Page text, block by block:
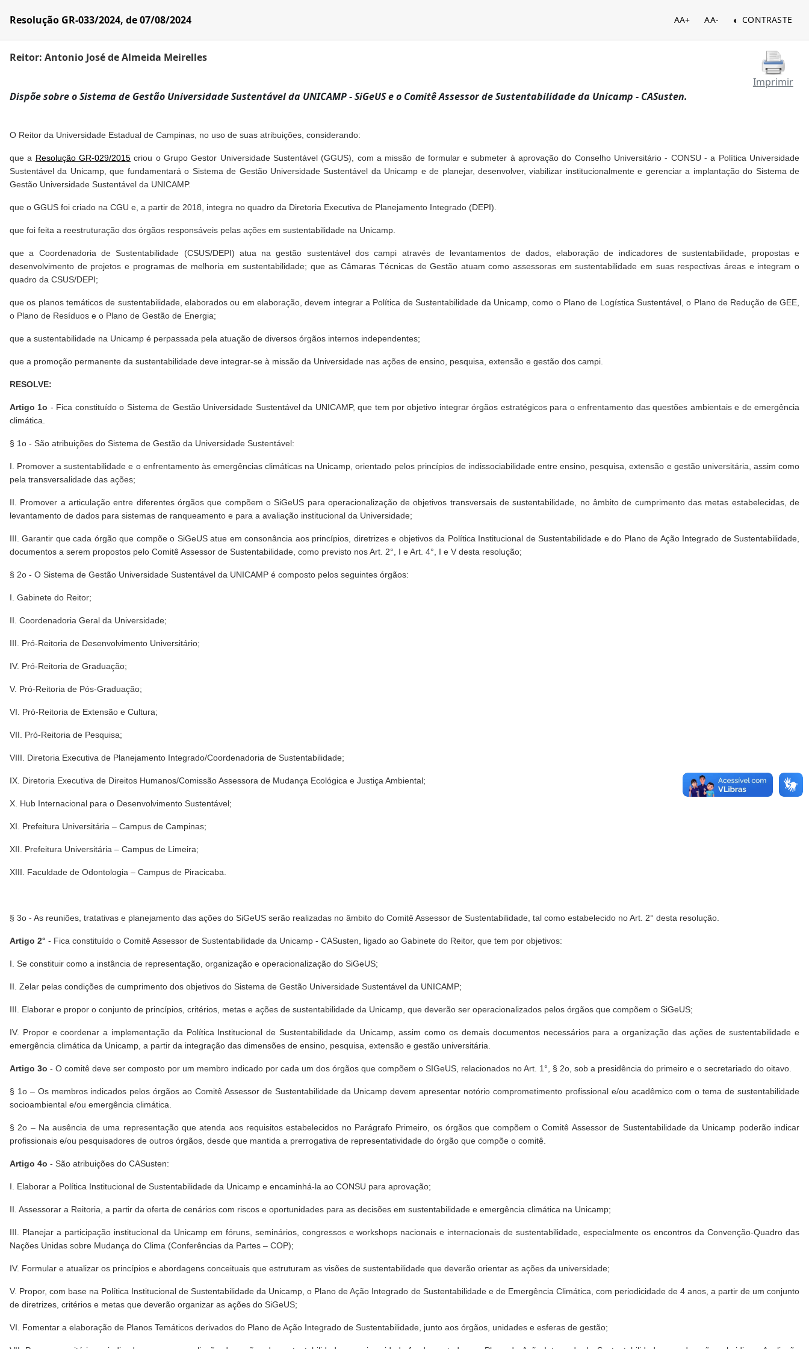
Resolução GR-033/2024, de 07/08/2024 AA+ AA- CONTRASTE
Reitor: Antonio José de Almeida Meirelles
Imprimir
Dispõe sobre o Sistema de Gestão Universidade Sustentável da UNICAMP - SiGeUS e o Comitê Assessor de Sustentabilidade da Unicamp - CASusten.
O Reitor da Universidade Estadual de Campinas, no uso de suas atribuições, considerando:
que a Resolução GR-029/2015criou o Grupo Gestor Universidade Sustentável (GGUS), com a missão de formular e submeter à aprovação do Conselho Universitário - CONSU - a Política Universidade
Sustentável da Unicamp, que fundamentará o Sistema de Gestão Universidade Sustentável da Unicamp e de planejar, desenvolver, viabilizar institucionalmente e gerenciar a implantação do Sistema de
Gestão Universidade Sustentável da UNICAMP.
que o GGUS foi criado na CGU e, a partir de 2018, integra no quadro da Diretoria Executiva de Planejamento Integrado (DEPI).
que foi feita a reestruturação dos órgãos responsáveis pelas ações em sustentabilidade na Unicamp.
que a Coordenadoria de Sustentabilidade (CSUS/DEPI) atua na gestão sustentável dos campi através de levantamentos de dados, elaboração de indicadores de sustentabilidade, propostas e
desenvolvimento de projetos e programas de melhoria em sustentabilidade; que as Câmaras Técnicas de Gestão atuam como assessoras em sustentabilidade em suas respectivas áreas e integram o
quadro da CSUS/DEPI;
que os planos temáticos de sustentabilidade, elaborados ou em elaboração, devem integrar a Política de Sustentabilidade da Unicamp, como o Plano de Logística Sustentável, o Plano de Redução de GEE,
o Plano de Resíduos e o Plano de Gestão de Energia;
que a sustentabilidade na Unicamp é perpassada pela atuação de diversos órgãos internos independentes;
que a promoção permanente da sustentabilidade deve integrar-se à missão da Universidade nas ações de ensino, pesquisa, extensão e gestão dos campi.
RESOLVE:
Artigo 1o - Fica constituído o Sistema de Gestão Universidade Sustentável da UNICAMP, que tem por objetivo integrar órgãos estratégicos para o enfrentamento das questões ambientais e de emergência
climática.
§ 1o - São atribuições do Sistema de Gestão da Universidade Sustentável:
I. Promover a sustentabilidade e o enfrentamento às emergências climáticas na Unicamp, orientado pelos princípios de indissociabilidade entre ensino, pesquisa, extensão e gestão universitária, assim como
pela transversalidade das ações;
II. Promover a articulação entre diferentes órgãos que compõem o SiGeUS para operacionalização de objetivos transversais de sustentabilidade, no âmbito de cumprimento das metas estabelecidas, de
levantamento de dados para sistemas de ranqueamento e para a avaliação institucional da Universidade;
III. Garantir que cada órgão que compõe o SiGeUS atue em consonância aos princípios, diretrizes e objetivos da Política Institucional de Sustentabilidade e do Plano de Ação Integrado de Sustentabilidade,
documentos a serem propostos pelo Comitê Assessor de Sustentabilidade, como previsto nos Art. 2°, I e Art. 4°, I e V desta resolução;
§ 2o - O Sistema de Gestão Universidade Sustentável da UNICAMP é composto pelos seguintes órgãos:
I. Gabinete do Reitor;
II. Coordenadoria Geral da Universidade;
III. Pró-Reitoria de Desenvolvimento Universitário;
IV. Pró-Reitoria de Graduação;
V. Pró-Reitoria de Pós-Graduação;
VI. Pró-Reitoria de Extensão e Cultura;
VII. Pró-Reitoria de Pesquisa;
VIII. Diretoria Executiva de Planejamento Integrado/Coordenadoria de Sustentabilidade;
IX. Diretoria Executiva de Direitos Humanos/Comissão Assessora de Mudança Ecológica e Justiça Ambiental;
X. Hub Internacional para o Desenvolvimento Sustentável;
XI. Prefeitura Universitária – Campus de Campinas;
XII. Prefeitura Universitária – Campus de Limeira;
XIII. Faculdade de Odontologia – Campus de Piracicaba.
§ 3o - As reuniões, tratativas e planejamento das ações do SiGeUS serão realizadas no âmbito do Comitê Assessor de Sustentabilidade, tal como estabelecido no Art. 2° desta resolução.
Artigo 2° - Fica constituído o Comitê Assessor de Sustentabilidade da Unicamp - CASusten, ligado ao Gabinete do Reitor, que tem por objetivos:
I. Se constituir como a instância de representação, organização e operacionalização do SiGeUS;
II. Zelar pelas condições de cumprimento dos objetivos do Sistema de Gestão Universidade Sustentável da UNICAMP;
III. Elaborar e propor o conjunto de princípios, critérios, metas e ações de sustentabilidade da Unicamp, que deverão ser operacionalizados pelos órgãos que compõem o SiGeUS;
IV. Propor e coordenar a implementação da Política Institucional de Sustentabilidade da Unicamp, assim como os demais documentos necessários para a organização das ações de sustentabilidade e
emergência climática da Unicamp, a partir da integração das dimensões de ensino, pesquisa, extensão e gestão universitária.
Artigo 3o - O comitê deve ser composto por um membro indicado por cada um dos órgãos que compõem o SIGeUS, relacionados no Art. 1°, § 2o, sob a presidência do primeiro e o secretariado do oitavo.
§ 1o – Os membros indicados pelos órgãos ao Comitê Assessor de Sustentabilidade da Unicamp devem apresentar notório comprometimento profissional e/ou acadêmico com o tema de sustentabilidade
socioambiental e/ou emergência climática.
§ 2o – Na ausência de uma representação que atenda aos requisitos estabelecidos no Parágrafo Primeiro, os órgãos que compõem o Comitê Assessor de Sustentabilidade da Unicamp poderão indicar
profissionais e/ou pesquisadores de outros órgãos, desde que mantida a prerrogativa de representatividade do órgão que compõe o comitê.
Artigo 4o - São atribuições do CASusten:
I. Elaborar a Política Institucional de Sustentabilidade da Unicamp e encaminhá-la ao CONSU para aprovação;
II. Assessorar a Reitoria, a partir da oferta de cenários com riscos e oportunidades para as decisões em sustentabilidade e emergência climática na Unicamp;
III. Planejar a participação institucional da Unicamp em fóruns, seminários, congressos e workshops nacionais e internacionais de sustentabilidade, especialmente os encontros da Convenção-Quadro das
Nações Unidas sobre Mudança do Clima (Conferências da Partes – COP);
IV. Formular e atualizar os princípios e abordagens conceituais que estruturam as visões de sustentabilidade que deverão orientar as ações da universidade;
V. Propor, com base na Política Institucional de Sustentabilidade da Unicamp, o Plano de Ação Integrado de Sustentabilidade e de Emergência Climática, com periodicidade de 4 anos, a partir de um conjunto
de diretrizes, critérios e metas que deverão organizar as ações do SiGeUS;
VI. Fomentar a elaboração de Planos Temáticos derivados do Plano de Ação Integrado de Sustentabilidade, junto aos órgãos, unidades e esferas de gestão;